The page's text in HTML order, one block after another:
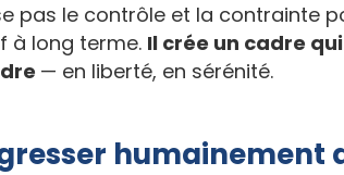
pas le contrôle et la
à long terme. Il crée un cadre
— en liberté, en sérénité.